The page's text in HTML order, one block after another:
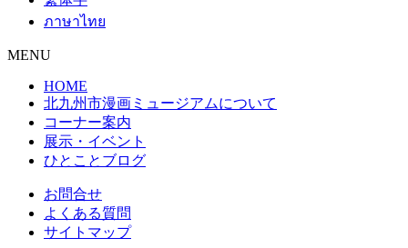
ภาษาไทย
MENU
HOME
北九州市漫画ミュージアムについて
コーナー案内
展示・イベント
ひとことブログ
お問合せ
よくある質問
サイトマップ